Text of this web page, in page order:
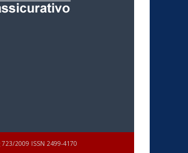
2009 ISSN 2499-4170